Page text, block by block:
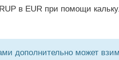
в EUR при помощи
дополнительно может